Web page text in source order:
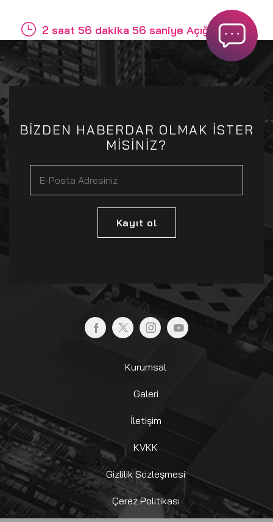
2 saat 56 dakika 56 saniye Açığız
BİZDEN HABERDAR OLMAK İSTER
MİSİNİZ?
Kayıt ol
Kurumsal
Galeri
İletişim
KVKK
Gizlilik Sözleşmesi
Çerez Politikası